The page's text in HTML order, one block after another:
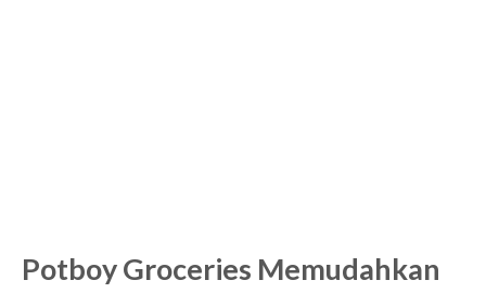
Potboy Groceries Memudahkan